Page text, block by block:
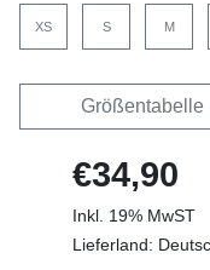
XS S M
Größentabelle
€34,90
Inkl. 19% MwST
Lieferland: